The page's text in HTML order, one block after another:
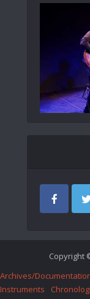
Copyright
Archives/
Instruments